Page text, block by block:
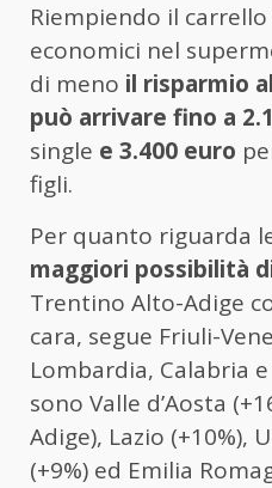
Riempiendo il
economici nel
di meno il risparmio
può arrivare fino a
single e 3.400 euro
figli.
Per quanto riguarda
maggiori possibilità
Trentino Alto-Adige
cara, segue Friuli-
Lombardia, Calabria
sono Valle d’Aosta
Adige), Lazio (+10%),
(+9%) ed Emilia